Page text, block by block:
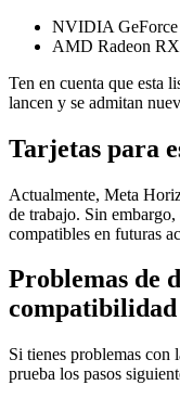
NVIDIA
AMD Radeon
Ten en cuenta que esta
lancen y se admitan
Tarjetas para
Actualmente, Meta
de trabajo. Sin embargo,
compatibles en futuras
Problemas de
compatibilidad
Si tienes problemas con
prueba los pasos